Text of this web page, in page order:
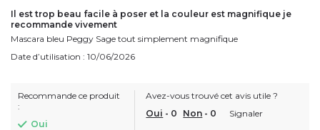
Il est trop beau facile à poser et la couleur est magnifique je
recommande vivement
Mascara bleu Peggy Sage tout simplement magnifique
Date d’utilisation : 10/06/2026
Recommande ce produit
:
Oui
Avez-vous trouvé cet avis utile ?
Oui - 0 Non - 0 Signaler